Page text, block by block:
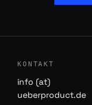
KONTAKT
info (at)
ueberproduct.de